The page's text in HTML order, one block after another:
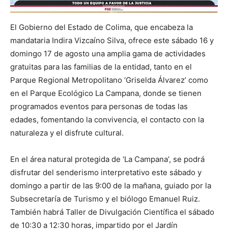
El Gobierno del Estado de Colima, que encabeza la
mandataria Indira Vizcaíno Silva, ofrece este sábado 16 y
domingo 17 de agosto una amplia gama de actividades
gratuitas para las familias de la entidad, tanto en el
Parque Regional Metropolitano ‘Griselda Álvarez’ como
en el Parque Ecológico La Campana, donde se tienen
programados eventos para personas de todas las
edades, fomentando la convivencia, el contacto con la
naturaleza y el disfrute cultural.
En el área natural protegida de ‘La Campana’, se podrá
disfrutar del senderismo interpretativo este sábado y
domingo a partir de las 9:00 de la mañana, guiado por la
Subsecretaría de Turismo y el biólogo Emanuel Ruiz.
También habrá Taller de Divulgación Científica el sábado
de 10:30 a 12:30 horas, impartido por el Jardín